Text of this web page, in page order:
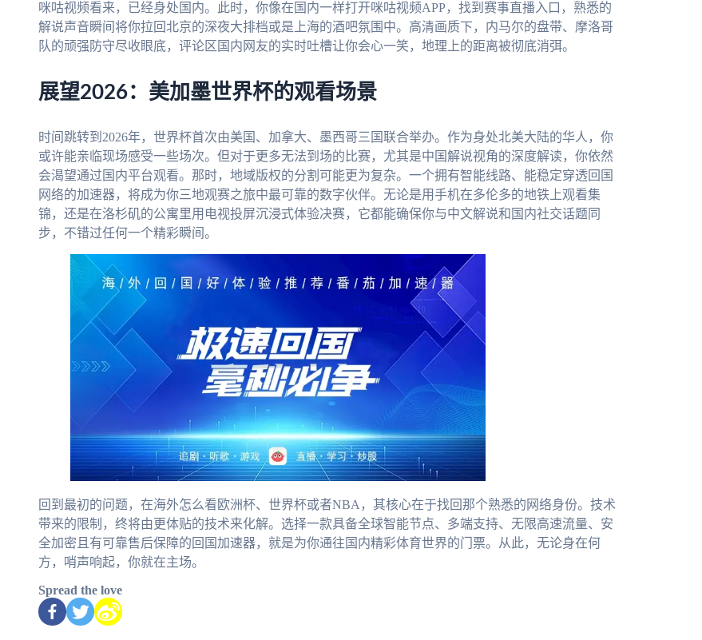
咪咕视频看来，已经身处国内。此时，你像在国内一样打开咪咕视频APP，找到赛事直播入口，熟悉的
解说声音瞬间将你拉回北京的深夜大排档或是上海的酒吧氛围中。高清画质下，内马尔的盘带、摩洛哥
队的顽强防守尽收眼底，评论区国内网友的实时吐槽让你会心一笑，地理上的距离被彻底消弭。
展望2026：美加墨世界杯的观看场景
时间跳转到2026年，世界杯首次由美国、加拿大、墨西哥三国联合举办。作为身处北美大陆的华人，你
或许能亲临现场感受一些场次。但对于更多无法到场的比赛，尤其是中国解说视角的深度解读，你依然
会渴望通过国内平台观看。那时，地域版权的分割可能更为复杂。一个拥有智能线路、能稳定穿透回国
网络的加速器，将成为你三地观赛之旅中最可靠的数字伙伴。无论是用手机在多伦多的地铁上观看集
锦，还是在洛杉矶的公寓里用电视投屏沉浸式体验决赛，它都能确保你与中文解说和国内社交话题同
步，不错过任何一个精彩瞬间。
回到最初的问题，在海外怎么看欧洲杯、世界杯或者NBA，其核心在于找回那个熟悉的网络身份。技术
带来的限制，终将由更体贴的技术来化解。选择一款具备全球智能节点、多端支持、无限高速流量、安
全加密且有可靠售后保障的回国加速器，就是为你通往国内精彩体育世界的门票。从此，无论身在何
方，哨声响起，你就在主场。
Spread the love